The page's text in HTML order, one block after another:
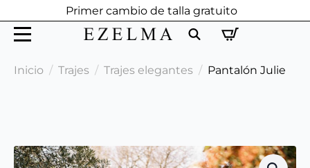
Primer cambio de talla gratuito
for:
Inicio Trajes Trajes elegantes Pantalón Julie